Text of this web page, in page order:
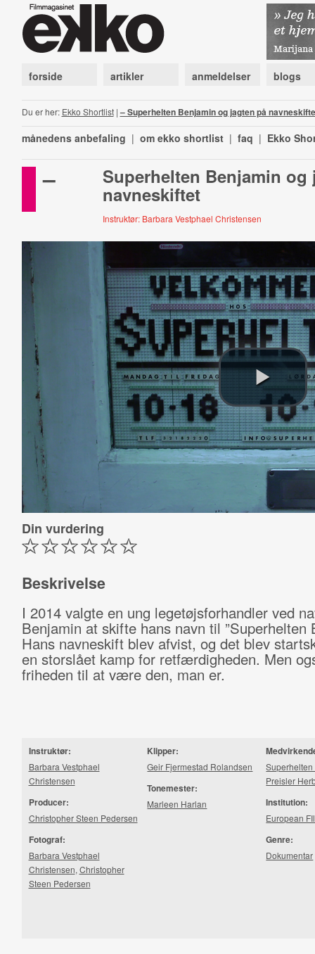
forside artikler anmeldelser blogs
Du er her: Ekko Shortlist| – Superhelten Benjamin og jagten på
månedens anbefaling | om ekko shortlist | faq | Ekko
– Superhelten Benjamin og
navneskiftet
Instruktør: Barbara Vestphael Christensen
Din vurdering
Beskrivelse
I 2014 valgte en ung legetøjsforhandler ved
Benjamin at skifte hans navn til ”Superhelten
Hans navneskift blev afvist, og det blev
en storslået kamp for retfærdigheden. Men
friheden til at være den, man er.
Instruktør:
Barbara Vestphael
Christensen
Producer:
Christopher Steen Pedersen
Fotograf:
Barbara Vestphael
Christensen, Christopher
Steen Pedersen
Klipper:
Geir Fjermestad Rolandsen
Tonemester:
Marleen Harlan
Preisler
Institution:
European
Genre:
Dokumentar